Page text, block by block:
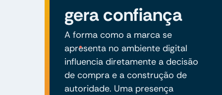
gera confiança
A forma como a marca se
apresenta no ambiente digital
influencia diretamente a decisão
de compra e a construção de
autoridade. Uma presença